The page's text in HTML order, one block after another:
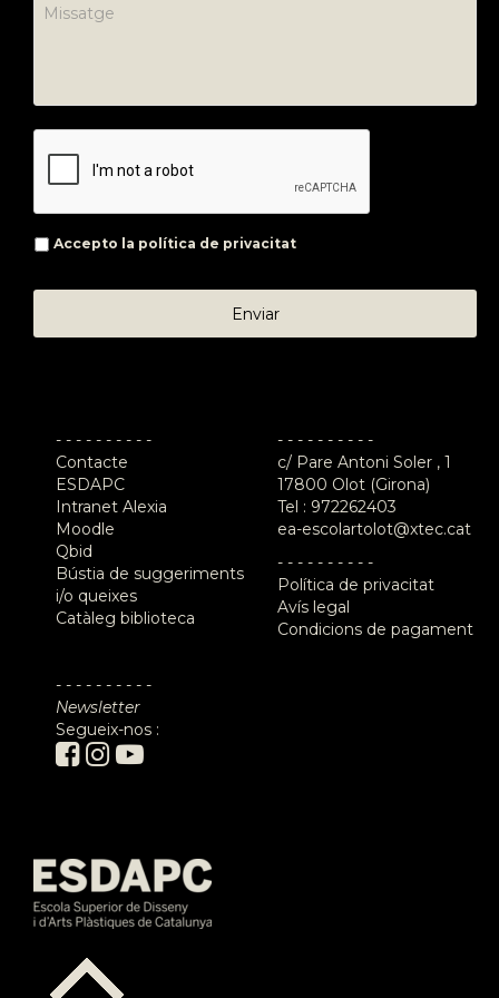
Accepto la política de privacitat
- - - - - - - - - -
Contacte
ESDAPC
Intranet Alexia
Moodle
Qbid
Bústia de suggeriments
i/o queixes
Catàleg biblioteca
- - - - - - - - - -
Newsletter
Segueix-nos :
- - - - - - - - - -
c/ Pare Antoni Soler , 1
17800 Olot (Girona)
Tel : 972262403
ea-escolartolot@xtec.cat
- - - - - - - - - -
Política de privacitat
Avís legal
Condicions de pagament